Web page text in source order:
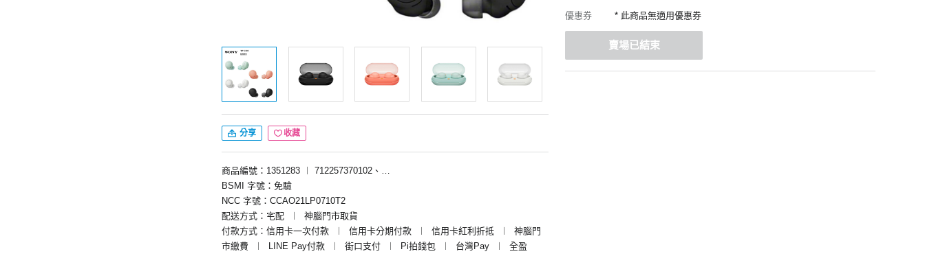
分享 收藏
商品編號：1351283
712257370102、712257379102、712257375102
BSMI 字號：免驗
NCC 字號：CCAO21LP0710T2
配送方式：宅配
神腦門市取貨
付款方式：信用卡一次付款
信用卡分期付款 信用卡紅利折抵
神腦門
市繳費
LINE Pay付款 街口支付 Pi拍錢包 台灣Pay
全盈
優惠券 * 此商品無適用優惠券
賣場已結束